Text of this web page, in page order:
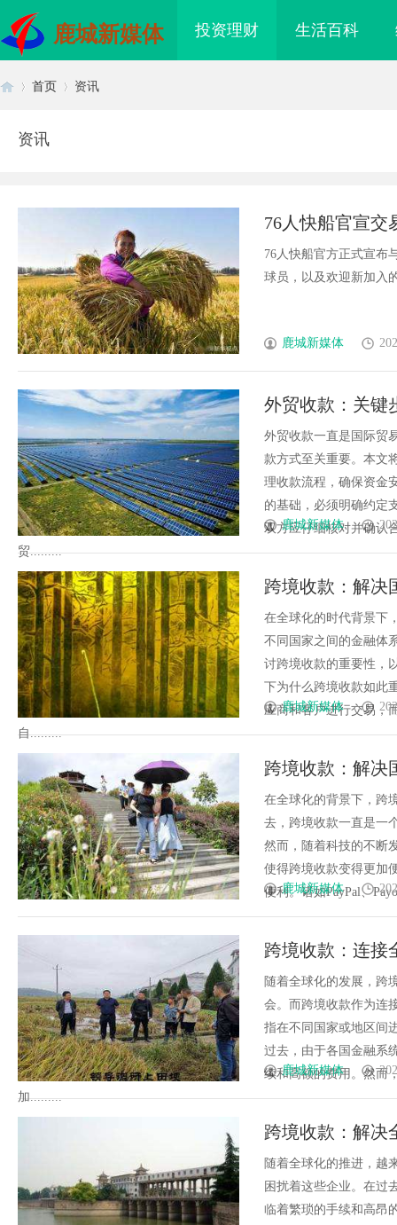
鹿城新媒体 投资理财 生活百科
首页 资讯
资讯
76人快船官宣交
不出战
76人快船官方正式宣布
球员，以及欢迎新加入
鹿城新媒体
外贸收款：关键
外贸收款一直是国际贸
款方式至关重要。本文
理收款流程，确保资金
的基础，必须明确约定
双方应仔细核对并确认
贸.........
鹿城新媒体
跨境收款：解决
在全球化的时代背景下
不同国家之间的金融体
讨跨境收款的重要性，
下为什么跨境收款如此
应商和客户进行交易，
自.........
鹿城新媒体
跨境收款：解决
在全球化的背景下，跨
去，跨境收款一直是一
然而，随着科技的不断
使得跨境收款变得更加
便利。诸如PayPal、
鹿城新媒体
跨境收款：连接
随着全球化的发展，跨
会。而跨境收款作为连
指在不同国家或地区间
过去，由于各国金融系
续和高额的费用。然而
加.........
鹿城新媒体
跨境收款：解决
随着全球化的推进，越
困扰着这些企业。在过
临着繁琐的手续和高昂
探行业的神秘面纱：
律解析
武汉配眼镜 上海配眼镜